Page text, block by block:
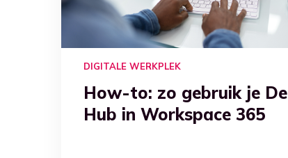
DIGITALE WERKPLEK
How-to: zo gebruik je De
Hub in Workspace 365